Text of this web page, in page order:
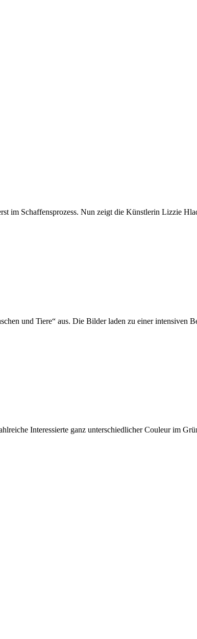
im Schaffensprozess. Nun zeigt die Künstlerin Lizzie
und Tiere“ aus. Die Bilder laden zu einer intensiven
Interessierte ganz unterschiedlicher Couleur im